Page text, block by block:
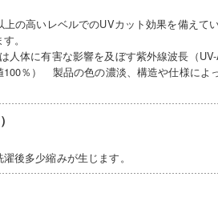
の高いレベルでのUVカット効果を備えて
。
人体に有害な影響を及ぼす紫外線波長（
100％） 製品の色の濃淡、構造や仕様によ
後多少縮みが生じます。